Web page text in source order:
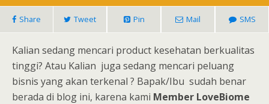
Share Tweet Pin Mail SMS
Kalian sedang mencari product kesehatan berkualitas
tinggi? Atau Kalian juga sedang mencari peluang
bisnis yang akan terkenal ? Bapak/Ibu sudah benar
berada di blog ini, karena kami Member LoveBiome